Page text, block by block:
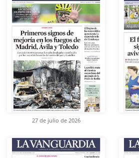
27 de julio de 2026